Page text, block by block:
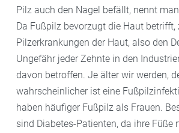
Pilz auch den Nagel befällt, nennt
Da Fußpilz bevorzugt die Haut betrifft,
Pilzerkrankungen der Haut, also den
Ungefähr jeder Zehnte in den
davon betroffen. Je älter wir werden,
wahrscheinlicher ist eine
haben häufiger Fußpilz als Frauen.
sind Diabetes-Patienten, da ihre Füße